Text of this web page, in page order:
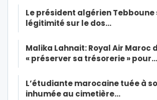
Le président algérien Tebboune
légitimité sur le dos…
Malika Lahnait: Royal Air Maroc
« préserver sa trésorerie » pour…
L’étudiante marocaine tuée à
inhumée au cimetière…